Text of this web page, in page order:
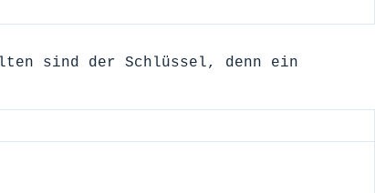
sind der Schlüssel, denn ein